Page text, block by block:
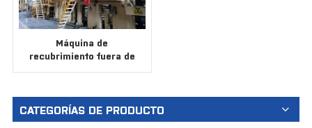
Máquina de
recubrimiento fuera de
CATEGORÍAS DE PRODUCTO